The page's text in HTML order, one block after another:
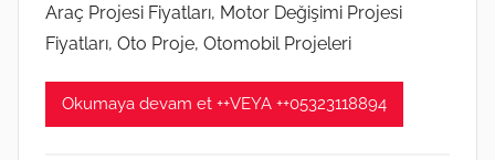
Araç Projesi Fiyatları, Motor Değişimi Projesi
Fiyatları, Oto Proje, Otomobil Projeleri
Okumaya devam et ++VEYA ++05323118894